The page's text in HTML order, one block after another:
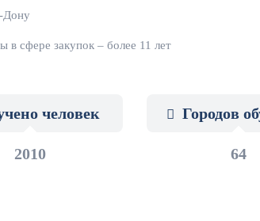
Дону
в сфере закупок – более 11 лет
человек
2010
Городов
64